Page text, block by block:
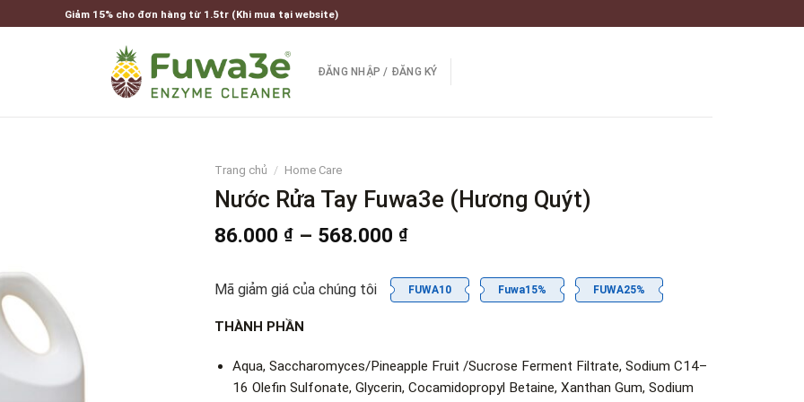
Giảm 15% cho đơn hàng từ 1.5tr (Khi mua tại website)
ĐĂNG NHẬP / ĐĂNG KÝ
Trang chủ / Home Care
Nước Rửa Tay Fuwa3e (Hương Quýt)
86.000 ₫ – 568.000 ₫Khoảng
từ
86.000 ₫
Mã giảm giá của chúng tôi FUWA10 Fuwa15% FUWA25%
THÀNH PHẦN
Aqua, Saccharomyces/Pineapple Fruit /Sucrose Ferment Filtrate, Sodium C14–
16 Olefin Sulfonate, Glycerin, Cocamidopropyl Betaine, Xanthan Gum, Sodium